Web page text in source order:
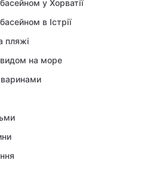
у Хорватії
в Істрії
пляжі
видом на море